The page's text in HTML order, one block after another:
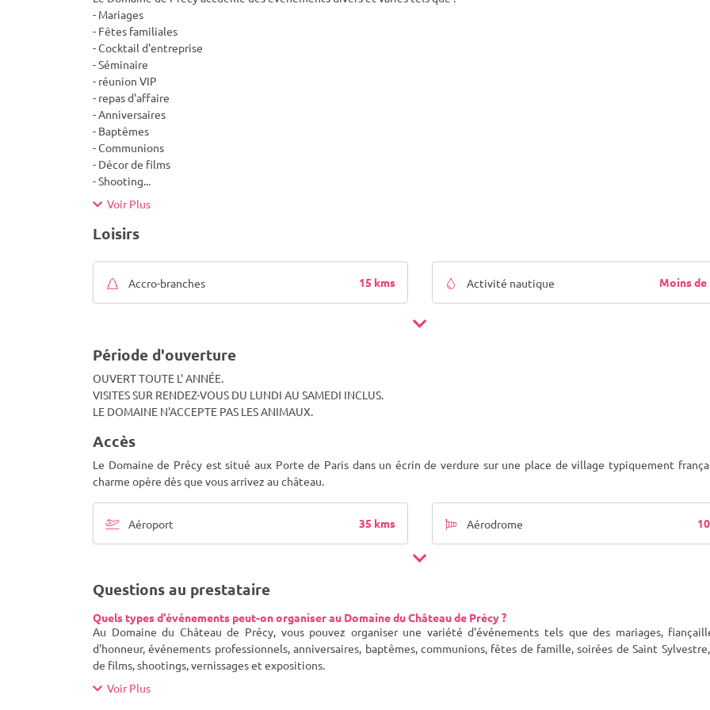
- Mariages
- Fêtes familiales
- Cocktail d'entreprise
- Séminaire
- réunion VIP
- repas d'affaire
- Anniversaires
- Baptêmes
- Communions
- Décor de films
- Shooting...
Voir Plus
Loisirs
Accro-branches 15 kms Activité nautique Moins de
Période d'ouverture
OUVERT TOUTE L' ANNÉE.
VISITES SUR RENDEZ-VOUS DU LUNDI AU SAMEDI INCLUS.
LE DOMAINE N'ACCEPTE PAS LES ANIMAUX.
Accès
Le Domaine de Précy est situé aux Porte de Paris dans un écrin de verdure sur une place de village typiquement
charme opère dès que vous arrivez au château.
Aéroport 35 kms Aérodrome
Questions au prestataire
Quels types d'événements peut-on organiser au Domaine du Château de Précy ?
Au Domaine du Château de Précy, vous pouvez organiser une variété d'événements tels que des mariages,
d'honneur, événements professionnels, anniversaires, baptêmes, communions, fêtes de famille, soirées de Saint
de films, shootings, vernissages et expositions.
Voir Plus